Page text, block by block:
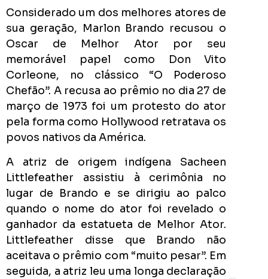
Considerado um dos melhores atores de
sua geração, Marlon Brando recusou o
Oscar de Melhor Ator por seu
memorável papel como Don Vito
Corleone, no clássico “O Poderoso
Chefão”. A recusa ao prêmio no dia 27 de
março de 1973 foi um protesto do ator
pela forma como Hollywood retratava os
povos nativos da América.
A atriz de origem indígena Sacheen
Littlefeather assistiu à cerimônia no
lugar de Brando e se dirigiu ao palco
quando o nome do ator foi revelado o
ganhador da estatueta de Melhor Ator.
Littlefeather disse que Brando não
aceitava o prêmio com “muito pesar”. Em
seguida, a atriz leu uma longa declaração
Cumpriu:
Em
Andamento:
Não
Parada: